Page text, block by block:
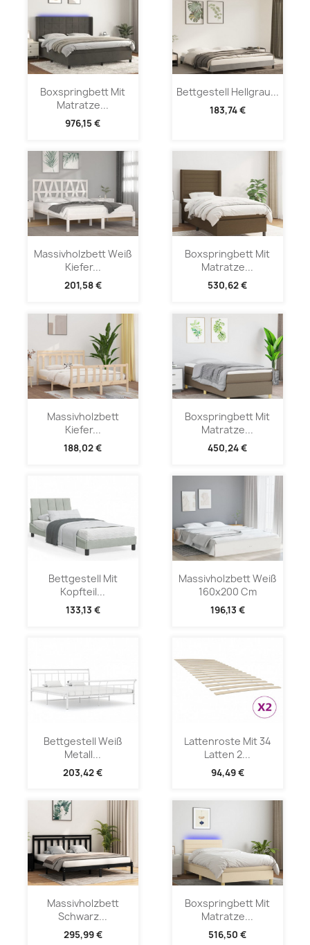
Boxspringbett Mit
Matratze...
976,15 €
Bettgestell Hellgrau...
183,74 €
Massivholzbett Weiß
Kiefer...
201,58 €
Boxspringbett Mit
Matratze...
530,62 €
Massivholzbett
Kiefer...
188,02 €
Boxspringbett Mit
Matratze...
450,24 €
Bettgestell Mit
Kopfteil...
133,13 €
Massivholzbett Weiß
160x200 Cm
196,13 €
Bettgestell Weiß
Metall...
203,42 €
Lattenroste Mit 34
Latten 2...
94,49 €
Massivholzbett
Schwarz...
295,99 €
Boxspringbett Mit
Matratze...
516,50 €